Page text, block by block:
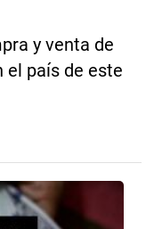
y venta de
el país de este